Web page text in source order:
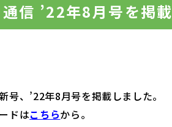
信 ’22年8月号を掲載
号、’22年8月号を掲載しました。
ドはこちらから。